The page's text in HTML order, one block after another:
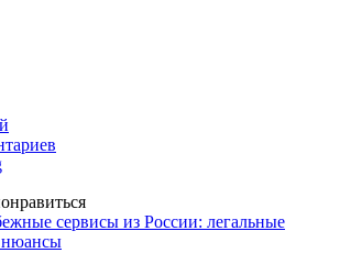
сервисы из России: легальные
нюансы